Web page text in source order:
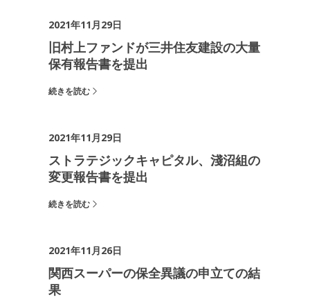
2021年11月29日
旧村上ファンドが三井住友建設の大量
保有報告書を提出
続きを読む
2021年11月29日
ストラテジックキャピタル、淺沼組の
変更報告書を提出
続きを読む
2021年11月26日
関西スーパーの保全異議の申立ての結
果